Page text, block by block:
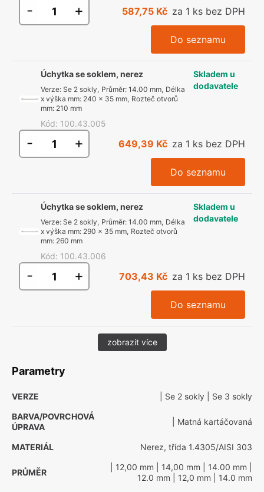
- + 587,75 Kč za 1 ks bez DPH
Do seznamu
Úchytka se soklem, nerez
Verze: Se 2 sokly, Průměr: 14.00 mm, Délka
x výška mm: 240 x 35 mm, Rozteč otvorů
mm: 210 mm
Kód: 100.43.005
Skladem u
dodavatele
- + 649,39 Kč za 1 ks bez DPH
Do seznamu
Úchytka se soklem, nerez
Verze: Se 2 sokly, Průměr: 14.00 mm, Délka
x výška mm: 290 x 35 mm, Rozteč otvorů
mm: 260 mm
Kód: 100.43.006
Skladem u
dodavatele
- + 703,43 Kč za 1 ks bez DPH
Do seznamu
zobrazit více
Parametry
VERZE | Se 2 sokly | Se 3 sokly
BARVA/POVRCHOVÁ
ÚPRAVA
| Matná kartáčovaná
MATERIÁL Nerez, třída 1.4305/AISI 303
PRŮMĚR
| 12,00 mm | 14,00 mm | 14.00 mm
12.0 mm | 12,0 mm | 14.0 mm